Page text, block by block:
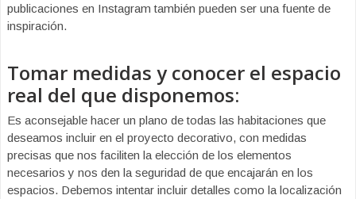
publicaciones en Instagram también pueden ser una fuente de
inspiración.
Tomar medidas y conocer el espacio
real del que disponemos:
Es aconsejable hacer un plano de todas las habitaciones que
deseamos incluir en el proyecto decorativo, con medidas
precisas que nos faciliten la elección de los elementos
necesarios y nos den la seguridad de que encajarán en los
espacios. Debemos intentar incluir detalles como la localización